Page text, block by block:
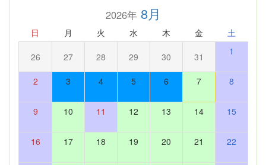
2026年8月
日 月 火 水 木 金 土
26 27 28 29 30 31 1
2 3 4 5 6 7 8
9 10 11 12 13 14 15
16 17 18 19 20 21 22